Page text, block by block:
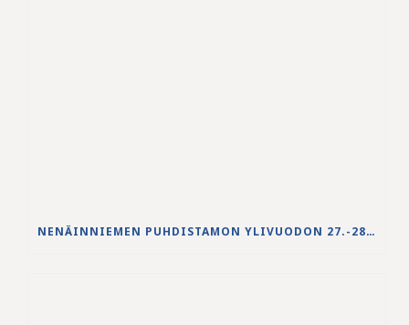
NENÄINNIEMEN PUHDISTAMON YLIVUODON 27.-28.5.2026 VESISTÖVAIKUTUKSET